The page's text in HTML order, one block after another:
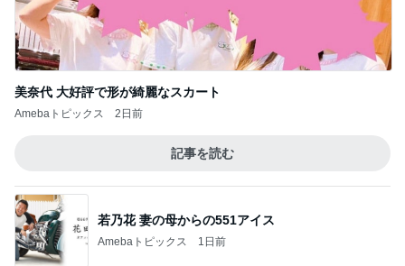
美奈代 大好評で形が綺麗なスカート
Amebaトピックス 2日前
記事を読む
若乃花 妻の母からの551アイス
Amebaトピックス 1日前